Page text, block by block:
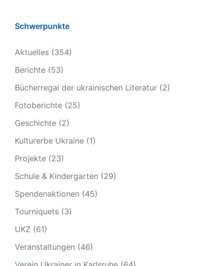
Schwerpunkte
Aktuelles (354)
Berichte (53)
Bücherregal der ukrainischen Literatur (2)
Fotoberichte (25)
Geschichte (2)
Kulturerbe Ukraine (1)
Projekte (23)
Schule & Kindergarten (29)
Spendenaktionen (45)
Tourniquets (3)
UKZ (61)
Veranstaltungen (46)